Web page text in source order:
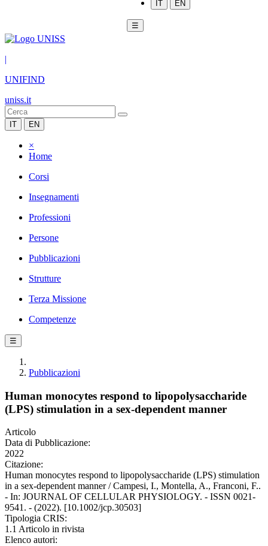
IT EN
☰
|
UNIFIND
uniss.it
IT EN
×
Home
Corsi
Insegnamenti
Professioni
Persone
Pubblicazioni
Strutture
Terza Missione
Competenze
☰
Pubblicazioni
Human monocytes respond to lipopolysaccharide
(LPS) stimulation in a sex‐dependent manner
Articolo
Data di Pubblicazione:
2022
Citazione:
Human monocytes respond to lipopolysaccharide (LPS) stimulation
in a sex‐dependent manner / Campesi, I., Montella, A., Franconi, F..
- In: JOURNAL OF CELLULAR PHYSIOLOGY. - ISSN 0021-
9541. - (2022). [10.1002/jcp.30503]
Tipologia CRIS:
1.1 Articolo in rivista
Elenco autori: